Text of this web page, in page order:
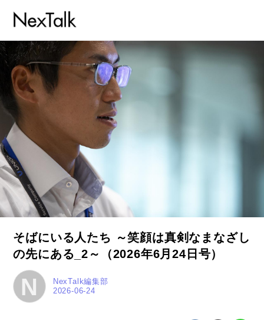
そばにいる人たち ～笑顔は真剣なまなざし
の先にある_2～（2026年6月24日号）
N 2026-06-24
NexTalk編集部